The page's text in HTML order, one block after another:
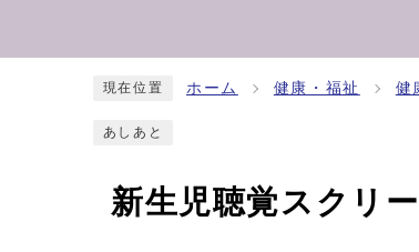
現在位置 ホーム 健康・福祉 健
あしあと
新生児聴覚スクリ